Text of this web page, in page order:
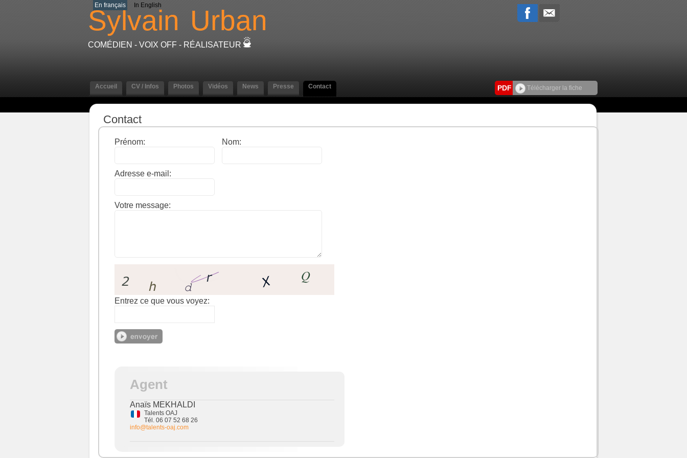
En français In English
Sylvain Urban
COMÉDIEN - VOIX OFF - RÉALISATEUR
Accueil CV / Infos Photos Vidéos News Presse Contact PDF Télécharger la fiche
Contact
Prénom: Nom:
Adresse e-mail:
Votre message:
Entrez ce que vous voyez:
Agent
Anaïs MEKHALDI
Talents OAJ
Tél. 06 07 52 68 26
info@talents-oaj.com